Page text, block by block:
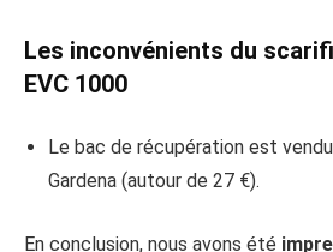
Les inconvénients du
EVC 1000
Le bac de récupération est
Gardena (autour de 27 €).
En conclusion, nous avons été